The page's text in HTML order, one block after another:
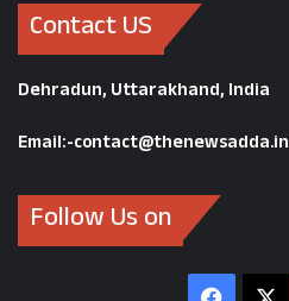
Contact US
Dehradun, Uttarakhand, India
Email:-contact@thenewsadda.in
Follow Us on